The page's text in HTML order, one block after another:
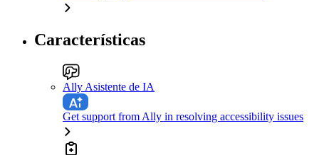
Características
Ally Asistente de IA
Get support from Ally in resolving accessibility issues